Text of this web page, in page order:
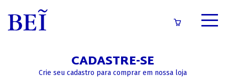
CADASTRE-SE
Crie seu cadastro para comprar em nossa loja